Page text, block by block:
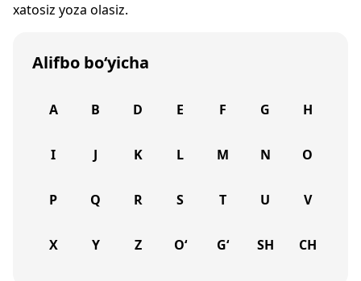
xatosiz yoza olasiz.
Alifbo bo‘yicha
A B D E F G H
I J K L M N O
P Q R S T U V
X Y Z O‘ G‘ SH CH